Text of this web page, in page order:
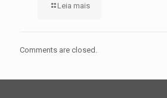
Leia mais
Comments are closed.